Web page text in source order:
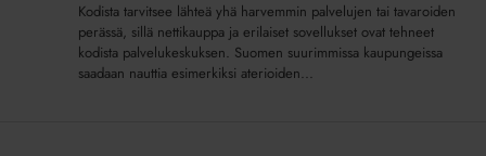
Kodista tarvitsee lähteä yhä harvemmin palvelujen tai tavaroiden
perässä, sillä nettikauppa ja erilaiset sovellukset ovat tehneet
kodista palvelukeskuksen. Suomen suurimmissa kaupungeissa
saadaan nauttia esimerkiksi aterioiden...